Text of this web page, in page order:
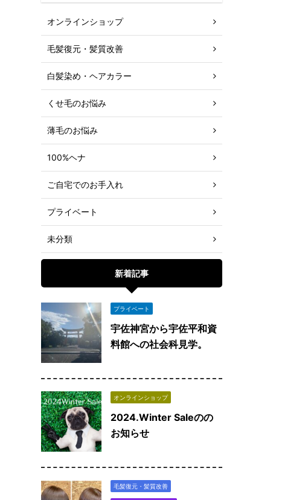
オンラインショップ
毛髪復元・髪質改善
白髪染め・ヘアカラー
くせ毛のお悩み
薄毛のお悩み
100%ヘナ
ご自宅でのお手入れ
プライベート
未分類
新着記事
プライベート
宇佐神宮から宇佐平和資
料館への社会科見学。
オンラインショップ
2024.Winter Saleのの
お知らせ
毛髪復元・髪質改善